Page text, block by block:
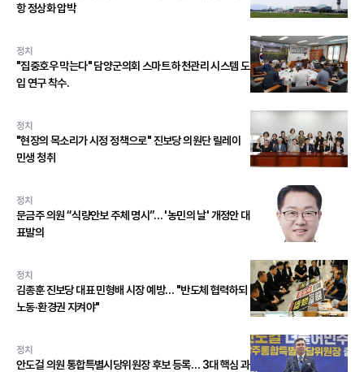
항 정상화 압박
정치
"집중호우 막는다" 담양군의회 스마트 하천관리 시스템 도
입 연구 착수.
정치
"현장의 목소리가 시정 정책으로" 진보당 의원단 릴레이
민생 청취
정치
문금주 의원 “식량안보 주체 명시”… '농민의 날' 개정안 대
표발의
정치
김종훈 진보당 대표 민형배 시장 예방… "반도체 협력하되
노동·환경권 지켜야"
정치
안도걸 의원 통합특별시당위원장 후보 등록… 3대 핵심 과